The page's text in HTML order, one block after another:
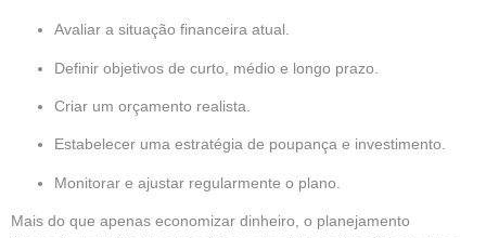
Avaliar a situação financeira atual.
Definir objetivos de curto, médio e longo prazo.
Criar um orçamento realista.
Estabelecer uma estratégia de poupança e investimento.
Monitorar e ajustar regularmente o plano.
Mais do que apenas economizar dinheiro, o planejamento